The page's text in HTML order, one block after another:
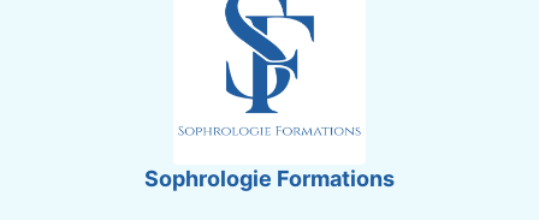
Sophrologie Formations